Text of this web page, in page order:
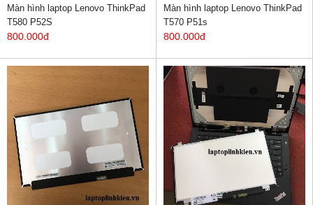
Màn hình laptop Lenovo ThinkPad
T580 P52S
800.000đ
Màn hình laptop Lenovo ThinkPad
T570 P51s
800.000đ